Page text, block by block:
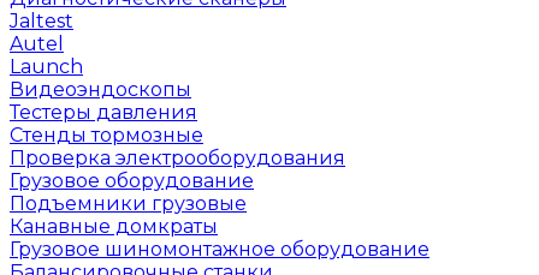
Jaltest
Autel
Launch
Видеоэндоскопы
Тестеры давления
Стенды тормозные
Проверка электрооборудования
Грузовое оборудование
Подъемники грузовые
Канавные домкраты
Грузовое шиномонтажное оборудование